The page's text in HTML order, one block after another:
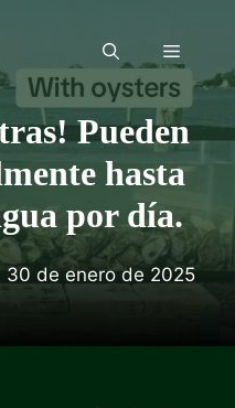
Menú
Pueden
hasta
por día.
30 de enero de 2025